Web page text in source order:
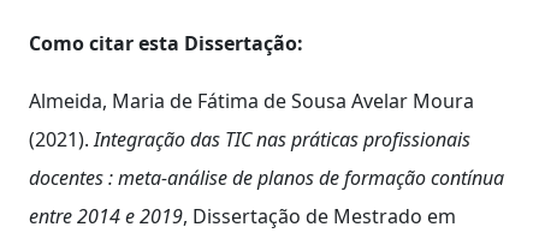
Como citar esta Dissertação:
Almeida, Maria de Fátima de Sousa Avelar Moura
(2021).Integração das TIC nas práticas profissionais
docentes : meta-análise de planos de formação contínua
entre 2014 e 2019, Dissertação de Mestrado em